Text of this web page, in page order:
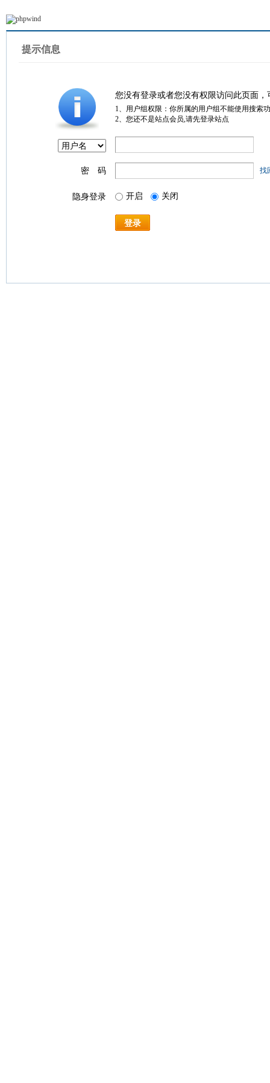
提示信息
您没有登录或者您没有权限访问此页面
1、用户组权限：你所属的用户组不能使用搜索
2、您还不是站点会员,请先登录站点
密 码 找
隐身登录 开启 关闭
登录